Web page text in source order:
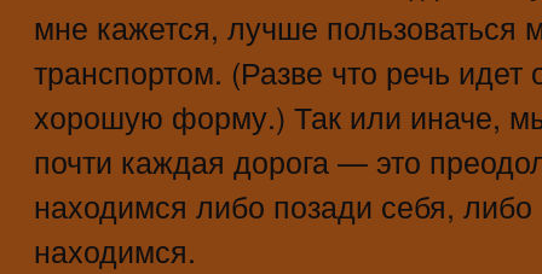
мне кажется, лучше пользоваться
транспортом. (Разве что речь
хорошую форму.) Так или иначе,
почти каждая дорога — это
находимся либо позади себя,
находимся.